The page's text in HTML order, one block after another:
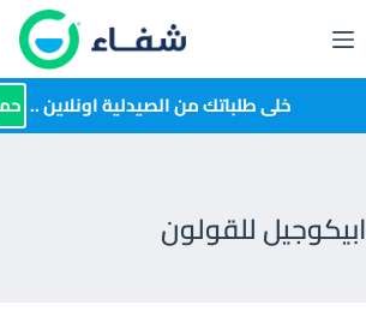
إلى
المحتوى خلى طلباتك من الصيدلية اونلاين ..
ابيكوجيل للقولون